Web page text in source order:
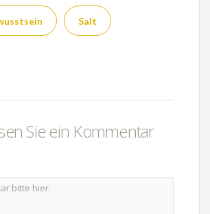
Salt
Sie ein Kommentar